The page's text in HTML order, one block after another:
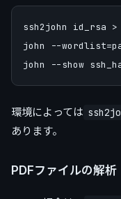
ssh2john id_rsa
john --
環境によっては
あります。
PDFファイルの解析